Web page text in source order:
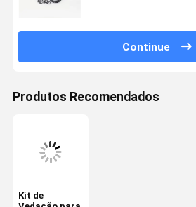
Continue
Produtos Recomendados
Kit de